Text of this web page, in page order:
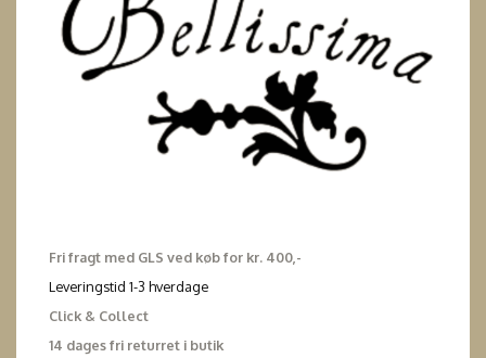
Fri fragt med GLS ved køb for kr. 400,-
Leveringstid 1-3 hverdage
Click & Collect
14 dages fri returret i butik